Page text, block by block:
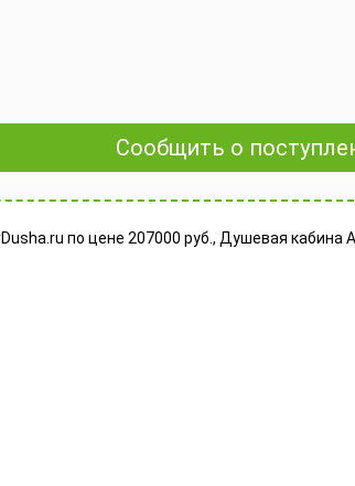
Сообщить о
по цене 207000 руб., Душевая кабина